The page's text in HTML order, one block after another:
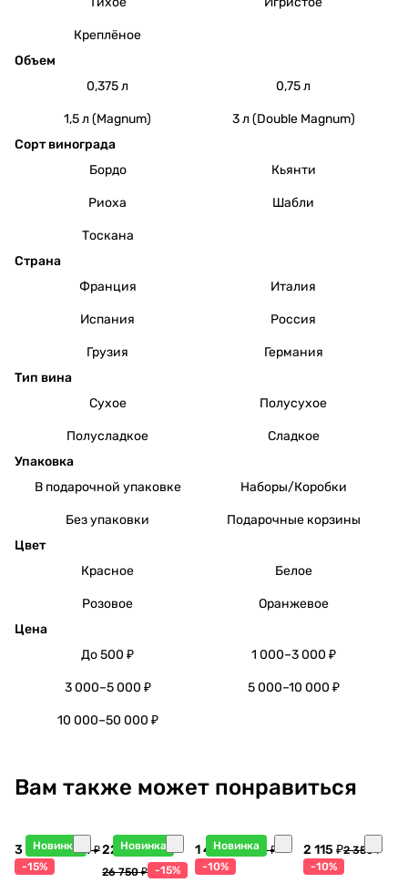
Креплёное
Объем
0,375 л
0,75 л
1,5 л (Magnum)
3 л (Double Magnum)
Сорт винограда
Бордо
Кьянти
Риоха Шабли
Тоскана
Страна
Франция
Италия
Испания Россия
Грузия
Германия
Тип вина
Сухое
Полусухое
Полусладкое
Сладкое
Упаковка
В подарочной упаковке
Наборы/Коробки
Без упаковки
Подарочные корзины
Цвет
Красное
Белое
Розовое
Оранжевое
Цена
До 500 ₽
1 000–3 000 ₽
3 000–5 000 ₽ 5 000–10 000 ₽
10 000–50 000 ₽
Вам также может понравиться
Новинка
3 998 ₽4 704 ₽
-15%
Новинка
22 738 ₽
26 750 ₽ -15%
Новинка
1 440 ₽1 600 ₽
-10%
2 115 ₽2 350 ₽
-10%